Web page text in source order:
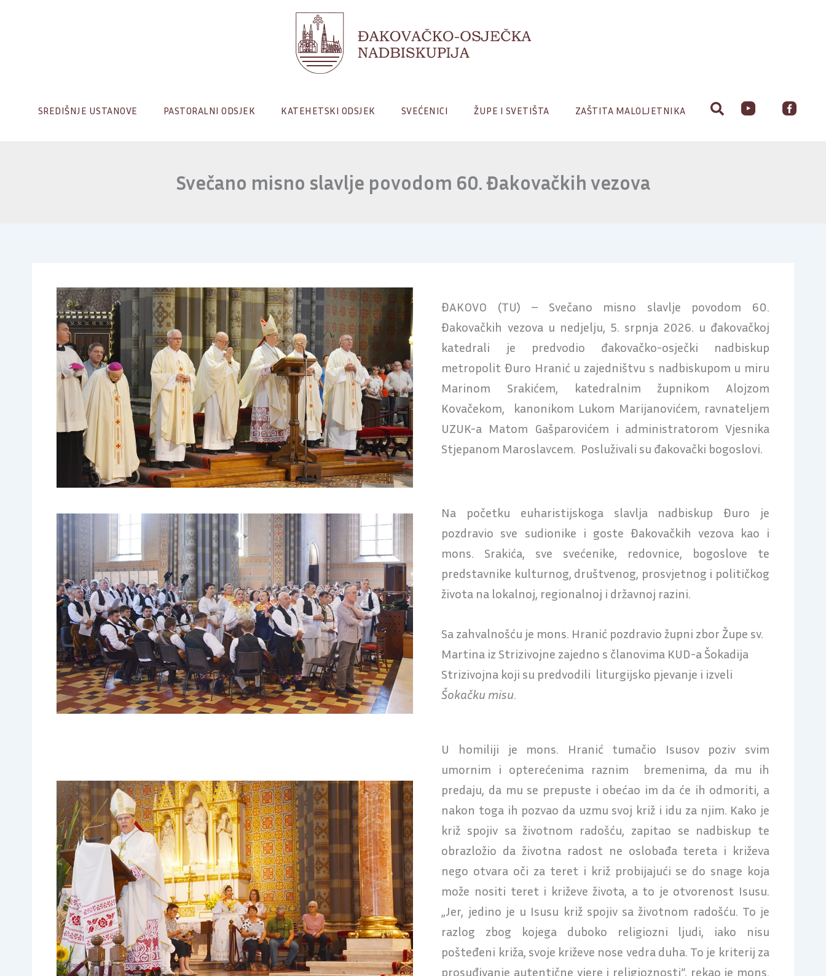
SREDIŠNJE USTANOVE PASTORALNI ODSJEK KATEHETSKI ODSJEK SVEĆENICI ŽUPE I SVETIŠTA ZAŠTITA MALOLJETNIKA
Svečano misno slavlje povodom 60. Đakovačkih vezova
ĐAKOVO (TU) – Svečano misno slavlje povodom 60.
Đakovačkih vezova u nedjelju, 5. srpnja 2026. u đakovačkoj
katedrali je predvodio đakovačko-osječki nadbiskup
metropolit Đuro Hranić u zajedništvu s nadbiskupom u miru
Marinom Srakićem, katedralnim župnikom Alojzom
Kovačekom, kanonikom Lukom Marijanovićem, ravnateljem
UZUK-a Matom Gašparovićem i administratorom Vjesnika
Stjepanom Maroslavcem. Posluživali su đakovački bogoslovi.
Na početku euharistijskoga slavlja nadbiskup Đuro je
pozdravio sve sudionike i goste Đakovačkih vezova kao i
mons. Srakića, sve svećenike, redovnice, bogoslove te
predstavnike kulturnog, društvenog, prosvjetnog i političkog
života na lokalnoj, regionalnoj i državnoj razini.
Sa zahvalnošću je mons. Hranić pozdravio župni zbor Župe sv.
Martina iz Strizivojne zajedno s članovima KUD-a Šokadija
Strizivojna koji su predvodili liturgijsko pjevanje i izveli
Šokačku misu.
U homiliji je mons. Hranić tumačio Isusov poziv svim
umornim i opterećenima raznim bremenima, da mu ih
predaju, da mu se prepuste i obećao im da će ih odmoriti, a
nakon toga ih pozvao da uzmu svoj križ i idu za njim. Kako je
križ spojiv sa život­nom radošću, zapitao se nadbiskup te
obrazložio da životna radost ne oslobađa tereta i križeva
nego otvara oči za teret i križ probijajući se do snage koja
može nositi teret i križeve života, a to je otvorenost Isusu.
„Jer, jedino je u Isusu križ spojiv sa životnom radošću. To je
razlog zbog kojega duboko religiozni ljudi, iako nisu
pošteđeni križa, svoje križeve nose vedra duha. To je kriterij za
prosuđivanje autentične vjere i religioznosti“, rekao je mons.